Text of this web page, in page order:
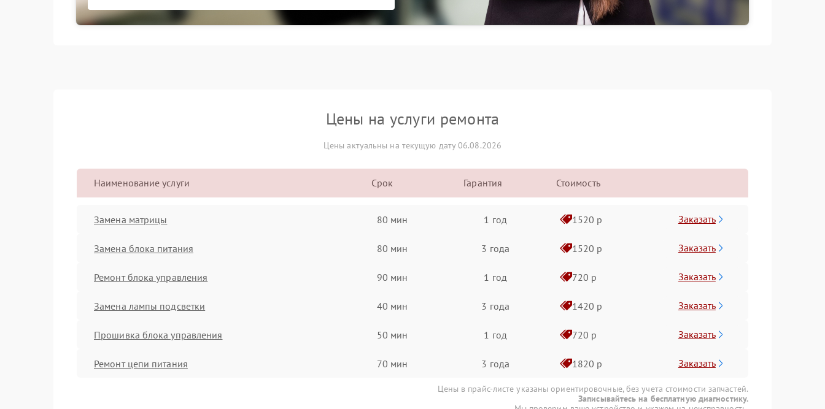
Цены на услуги ремонта
Цены актуальны на текущую дату 06.08.2026
Наименование услуги Срок Гарантия Стоимость
Замена матрицы 80 мин 1 год 1520 р Заказать
Замена блока питания 80 мин 3 года 1520 р Заказать
Ремонт блока управления 90 мин 1 год 720 р Заказать
Замена лампы подсветки 40 мин 3 года 1420 р Заказать
Прошивка блока управления 50 мин 1 год 720 р Заказать
Ремонт цепи питания 70 мин 3 года 1820 р Заказать
Цены в прайс-листе указаны ориентировочные, без учета стоимости запчастей.
Записывайтесь на бесплатную диагностику.